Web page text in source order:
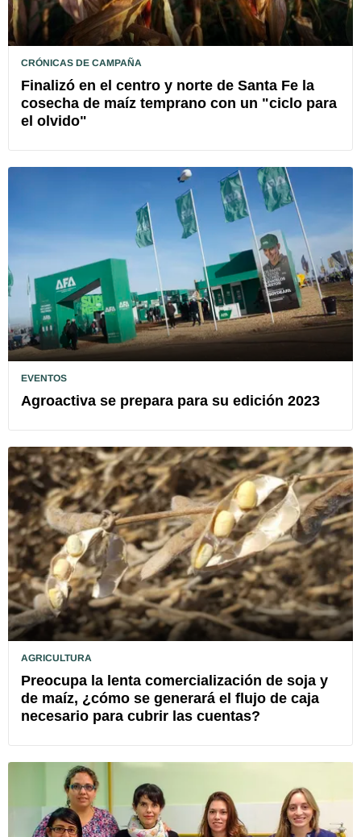
CRÓNICAS DE CAMPAÑA
Finalizó en el centro y norte de Santa Fe la
cosecha de maíz temprano con un "ciclo para
el olvido"
EVENTOS
Agroactiva se prepara para su edición 2023
AGRICULTURA
Preocupa la lenta comercialización de soja y
de maíz, ¿cómo se generará el flujo de caja
necesario para cubrir las cuentas?